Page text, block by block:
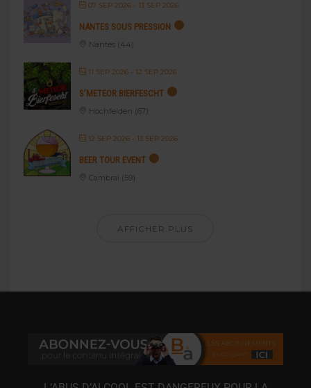
07 SEP 2026- 13 SEP 2026
NANTES SOUS PRESSION
Nantes (44)
11 SEP 2026- 12 SEP 2026
S’METEOR BIERFESCHT
Hochfelden (67)
12 SEP 2026- 13 SEP 2026
BEER TOUR EVENT
Cambrai (59)
AFFICHER PLUS